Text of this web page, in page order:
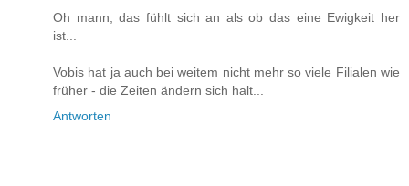
Oh mann, das fühlt sich an als ob das eine Ewigkeit her
ist...
Vobis hat ja auch bei weitem nicht mehr so viele Filialen wie
früher - die Zeiten ändern sich halt...
Antworten